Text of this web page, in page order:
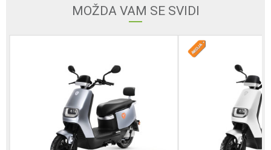
POŠALJI
MOŽDA VAM SE SVIDI